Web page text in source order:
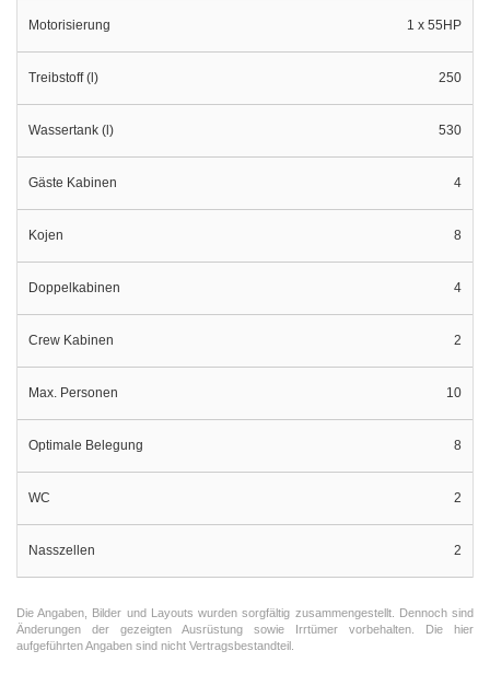
Motorisierung 1 x 55HP
Treibstoff (l) 250
Wassertank (l) 530
Gäste Kabinen 4
Kojen 8
Doppelkabinen 4
Crew Kabinen 2
Max. Personen 10
Optimale Belegung 8
WC 2
Nasszellen 2
Die Angaben, Bilder und Layouts wurden sorgfältig zusammengestellt. Dennoch sind
Änderungen der gezeigten Ausrüstung sowie Irrtümer vorbehalten. Die hier
aufgeführten Angaben sind nicht Vertragsbestandteil.